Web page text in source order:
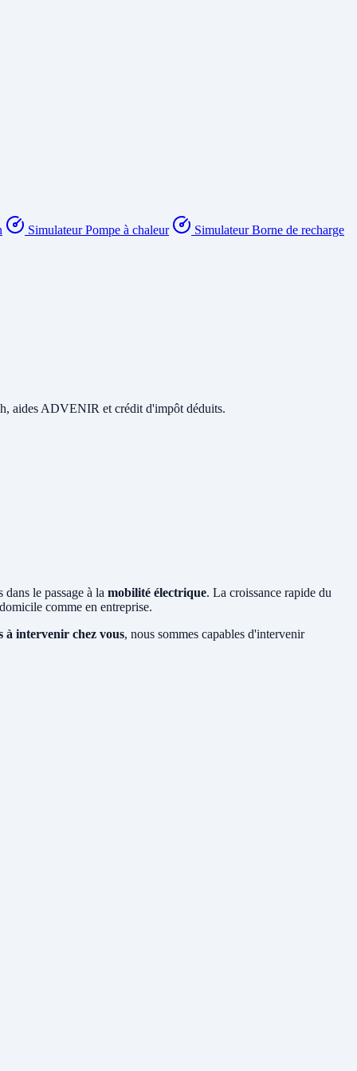
Simulateur Pompe à chaleur
Simulateur Borne de recharge
aides ADVENIR et crédit d'impôt déduits.
le passage à la mobilité électrique. La croissance rapide du
comme en entreprise.
à intervenir chez vous, nous sommes capables d'intervenir